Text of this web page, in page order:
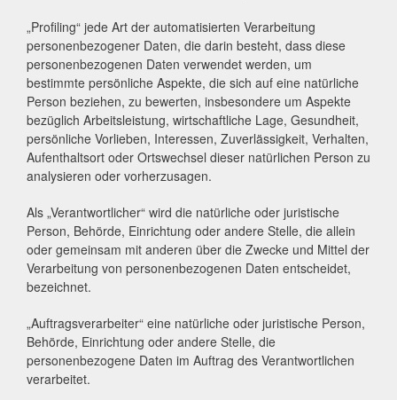
„Profiling“ jede Art der automatisierten Verarbeitung
personenbezogener Daten, die darin besteht, dass diese
personenbezogenen Daten verwendet werden, um
bestimmte persönliche Aspekte, die sich auf eine natürliche
Person beziehen, zu bewerten, insbesondere um Aspekte
bezüglich Arbeitsleistung, wirtschaftliche Lage, Gesundheit,
persönliche Vorlieben, Interessen, Zuverlässigkeit, Verhalten,
Aufenthaltsort oder Ortswechsel dieser natürlichen Person zu
analysieren oder vorherzusagen.
Als „Verantwortlicher“ wird die natürliche oder juristische
Person, Behörde, Einrichtung oder andere Stelle, die allein
oder gemeinsam mit anderen über die Zwecke und Mittel der
Verarbeitung von personenbezogenen Daten entscheidet,
bezeichnet.
„Auftragsverarbeiter“ eine natürliche oder juristische Person,
Behörde, Einrichtung oder andere Stelle, die
personenbezogene Daten im Auftrag des Verantwortlichen
verarbeitet.